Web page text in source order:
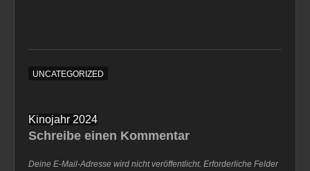
UNCATEGORIZED
Beitragsnavigation
Kinojahr 2024
Schreibe einen Kommentar
Deine E-Mail-Adresse wird nicht veröffentlicht. Erforderliche Felder